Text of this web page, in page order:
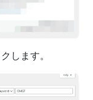
します。